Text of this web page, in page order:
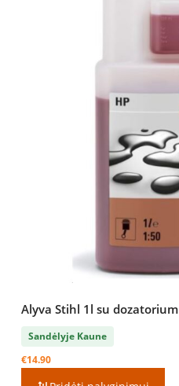
Alyva Stihl 1l su dozatorium
Sandėlyje Kaune
€14.90